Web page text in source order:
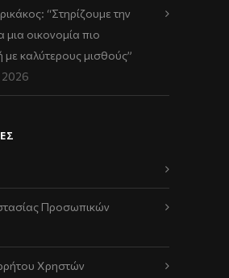
“Στηρίζουμε την
μια οικονομία πιο
με καλύτερους μισθούς”
Προσωπικών
Χρηστών